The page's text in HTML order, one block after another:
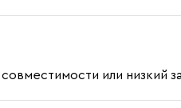
или низкий